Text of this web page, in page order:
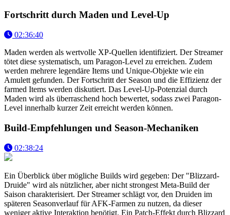
Fortschritt durch Maden und Level-Up
02:36:40
Maden werden als wertvolle XP-Quellen identifiziert. Der Streamer
tötet diese systematisch, um Paragon-Level zu erreichen. Zudem
werden mehrere legendäre Items und Unique-Objekte wie ein
Amulett gefunden. Der Fortschritt der Season und die Effizienz der
farmed Items werden diskutiert. Das Level-Up-Potenzial durch
Maden wird als überraschend hoch bewertet, sodass zwei Paragon-
Level innerhalb kurzer Zeit erreicht werden können.
Build-Empfehlungen und Season-Mechaniken
02:38:24
Ein Überblick über mögliche Builds wird gegeben: Der "Blizzard-
Druide" wird als nützlicher, aber nicht strongest Meta-Build der
Saison charakterisiert. Der Streamer schlägt vor, den Druiden im
späteren Seasonverlauf für AFK-Farmen zu nutzen, da dieser
weniger aktive Interaktion benötigt. Ein Patch-Effekt durch Blizzard